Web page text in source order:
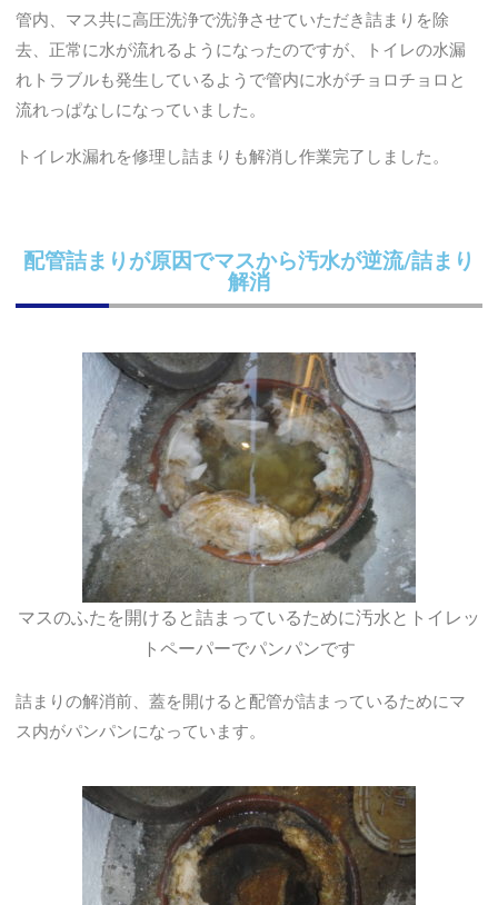
管内、マス共に高圧洗浄で洗浄させていただき詰まりを除
去、正常に水が流れるようになったのですが、トイレの水漏
れトラブルも発生しているようで管内に水がチョロチョロと
流れっぱなしになっていました。
トイレ水漏れを修理し詰まりも解消し作業完了しました。
配管詰まりが原因でマスから汚水が逆流/詰まり
解消
マスのふたを開けると詰まっているために汚水とトイレッ
トペーパーでパンパンです
詰まりの解消前、蓋を開けると配管が詰まっているためにマ
ス内がパンパンになっています。